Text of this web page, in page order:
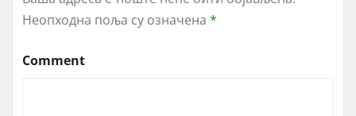
Неопходна поља су означена *
Comment